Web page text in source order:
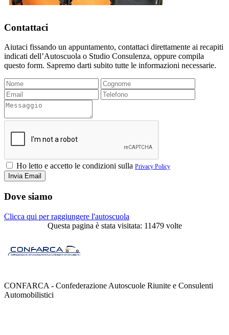
Contattaci
Aiutaci fissando un appuntamento, contattaci direttamente ai recapiti
indicati dell’Autoscuola o Studio Consulenza, oppure compila
questo form. Sapremo darti subito tutte le informazioni necessarie.
Ho letto e accetto le condizioni sulla Privacy Policy
Dove siamo
Clicca qui per raggiungere l'autoscuola
Questa pagina è stata visitata: 11479 volte
CONFARCA - Confederazione Autoscuole Riunite e Consulenti
Automobilistici